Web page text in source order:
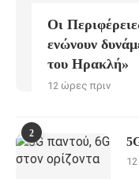
Οι
ενώνουν
του Ηρακλή»
12 ώρες πριν
2